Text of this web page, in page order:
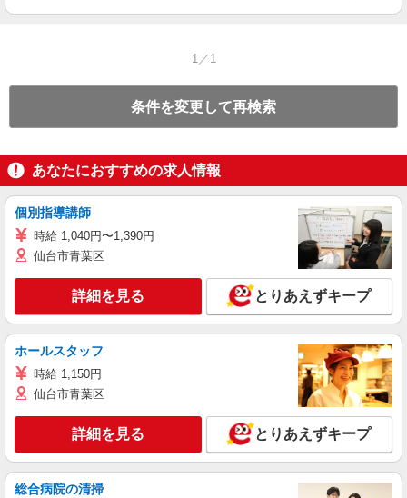
1／1
条件を変更して再検索
あなたにおすすめの求人情報
個別指導講師
時給 1,040円〜1,390円
仙台市青葉区
詳細を見る とりあえずキープ
ホールスタッフ
時給 1,150円
仙台市青葉区
詳細を見る とりあえずキープ
総合病院の清掃